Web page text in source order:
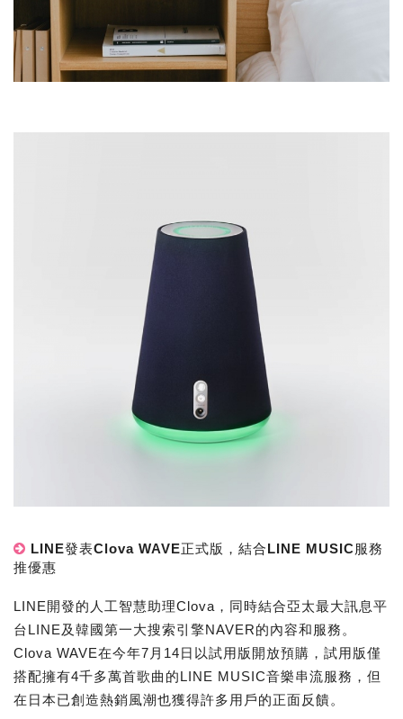
LINE發表Clova WAVE正式版，結合LINE MUSIC服務
推優惠
LINE開發的人工智慧助理Clova，同時結合亞太最大訊息平
台LINE及韓國第一大搜索引擎NAVER的內容和服務。
Clova WAVE在今年7月14日以試用版開放預購，試用版僅
搭配擁有4千多萬首歌曲的LINE MUSIC音樂串流服務，但
在日本已創造熱銷風潮也獲得許多用戶的正面反饋。